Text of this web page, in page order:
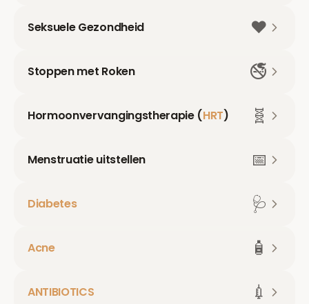
Seksuele Gezondheid ❤️
Stoppen met Roken 🚭
Hormoonvervangingstherapie (HRT) 🧬
Menstruatie uitstellen 📅
Diabetes 🩺
Acne 🧴
ANTIBIOTICS 💉